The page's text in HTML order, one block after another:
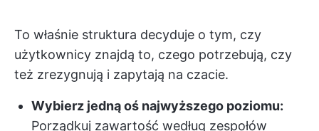
To właśnie struktura decyduje o tym, czy
użytkownicy znajdą to, czego potrzebują, czy
też zrezygnują i zapytają na czacie.
Wybierz jedną oś najwyższego poziomu:
Porządkuj zawartość według zespołów